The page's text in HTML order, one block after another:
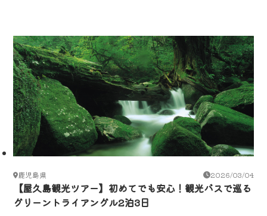
鹿児島県 2026/03/04
【屋久島観光ツアー】初めてでも安心！観光バスで巡る
グリーントライアングル2泊3日